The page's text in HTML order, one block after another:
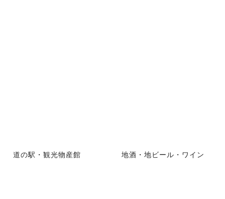
道の駅・観光物産館 地酒・地ビール・ワイン